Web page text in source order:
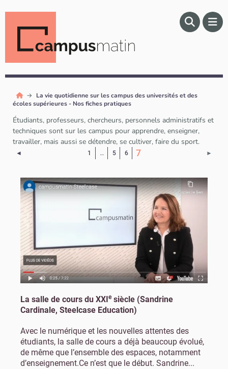
La vie quotidienne sur les campus des universités et des
écoles supérieures - Nos fiches pratiques
Étudiants, professeurs, chercheurs, personnels administratifs et
techniques sont sur les campus pour apprendre, enseigner,
travailler, mais aussi se détendre, se cultiver, faire du sport.
◄ 1 … 5 6 7(Page courante) ►
La salle de cours du XXIesiècle (Sandrine
Cardinale, Steelcase Education)
Avec le numérique et les nouvelles attentes des
étudiants, la salle de cours a déjà beaucoup évolué,
de même que l’ensemble des espaces, notamment
d’enseignement.Ce n’est que le début. Sandrine...